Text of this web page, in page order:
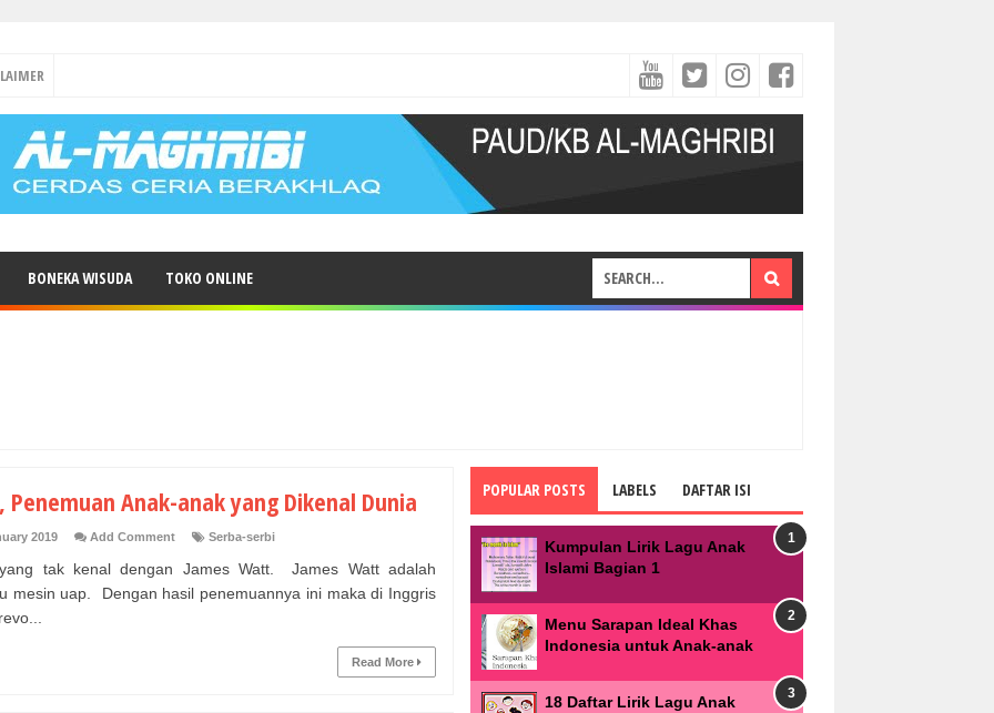
BONEKA WISUDA TOKO ONLINE
Penemuan Anak-anak yang Dikenal Dunia
2019 Add Comment Serba-serbi
tak kenal dengan James Watt. James Watt adalah
mesin uap. Dengan hasil penemuannya ini maka di Inggris
Read More
POPULAR POSTS LABELS DAFTAR ISI
Kumpulan Lirik Lagu Anak
Islami Bagian 1
Menu Sarapan Ideal Khas
Indonesia untuk Anak-anak
18 Daftar Lirik Lagu Anak